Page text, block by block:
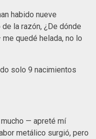
habido nueve
la razón, ¿De dónde
quedé helada, no lo
solo 9 nacimientos
— apreté mí
metálico surgió, pero